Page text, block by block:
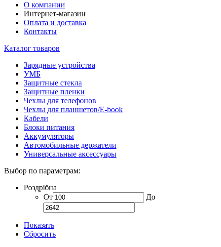
О компании
Интернет-магазин
Оплата и доставка
Контакты
Каталог товаров
Зарядные устройства
УМБ
Защитные стекла
Защитные пленки
Чехлы для телефонов
Чехлы для планшетов/E-book
Кабели
Блоки питания
Аккумуляторы
Автомобильные держатели
Универсальные аксессуары
Выбор по параметрам:
Роздрібна
От
До
Показать
Сбросить